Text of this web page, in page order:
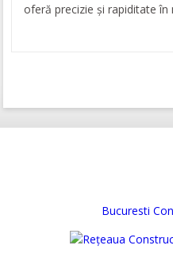
oferă precizie și rapiditate în
Bucuresti